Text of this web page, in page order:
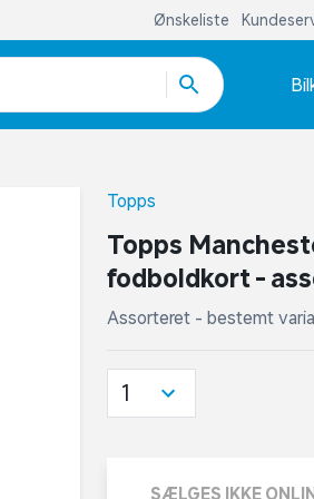
Ønskeliste
Topps
Topps
fodboldkort -
Assorteret - bestemt
1
SÆLGES IKKE